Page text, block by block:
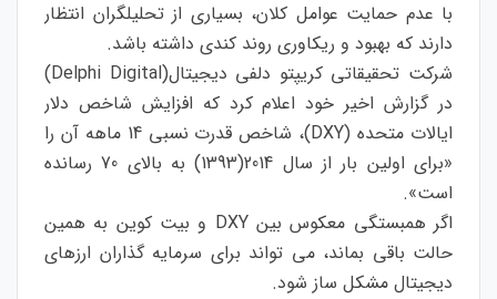
با عدم حمایت عوامل کلان، بسیاری از تحلیلگران انتظار
دارند که بهبود و ریکاوری روند کندی داشته باشد.
شرکت تحقیقاتی کریپتو دلفی دیجیتال(Delphi Digital)
در گزارش اخیر خود اعلام کرد که افزایش شاخص دلار
ایالات متحده (DXY)، شاخص قدرت نسبی 14 ماهه آن را
«برای اولین بار از سال 2014(1393) به بالای 70 رسانده
است».
اگر همبستگی معکوس بین DXY و بیت کوین به همین
حالت باقی بماند، می تواند برای سرمایه گذاران ارزهای
دیجیتال مشکل ساز شود.